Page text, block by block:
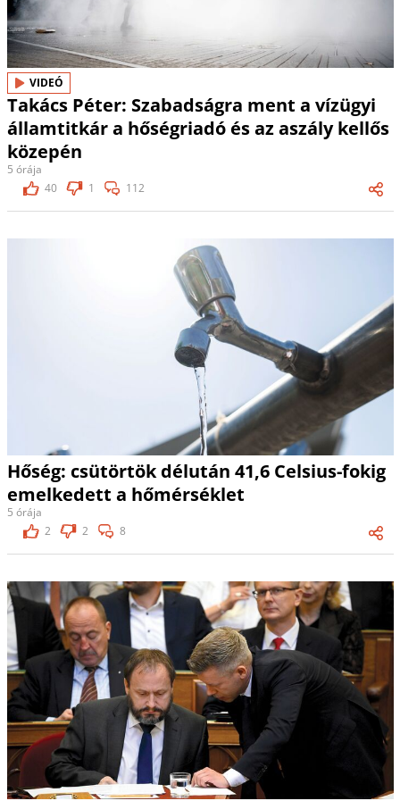
VIDEÓ
Takács Péter: Szabadságra ment a vízügyi
államtitkár a hőségriadó és az aszály kellős
közepén
5 órája
40
1 112
Hőség: csütörtök délután 41,6 Celsius-fokig
emelkedett a hőmérséklet
5 órája
2
2 8